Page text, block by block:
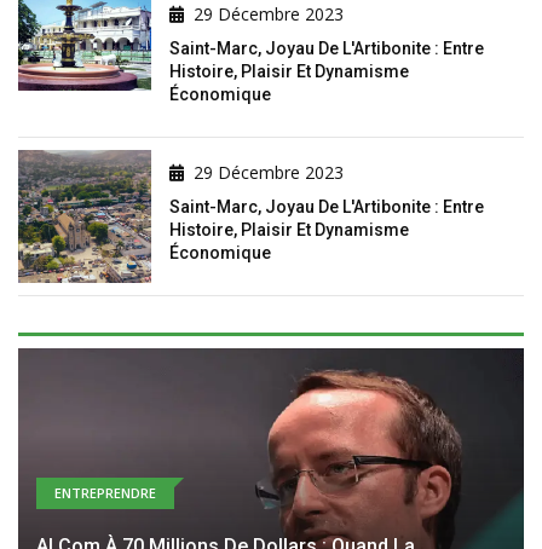
29 Décembre 2023
Saint-Marc, Joyau De L'Artibonite : Entre
Histoire, Plaisir Et Dynamisme
Économique
29 Décembre 2023
Saint-Marc, Joyau De L'Artibonite : Entre
Histoire, Plaisir Et Dynamisme
Économique
ENTREPRENDRE